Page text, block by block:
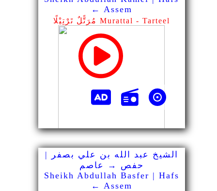
← Assem
مُرَتًّلٌ تَرْتِيْلًا Murattal - Tarteel
الشيخ عبد الله بن علي بصفر |
حفص → عاصم
Sheikh Abdullah Basfer | Hafs
← Assem